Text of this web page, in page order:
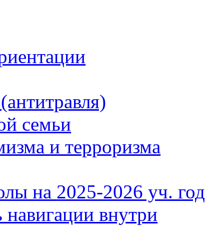
семьи
и терроризма
на 2025-2026 уч. год
внутри